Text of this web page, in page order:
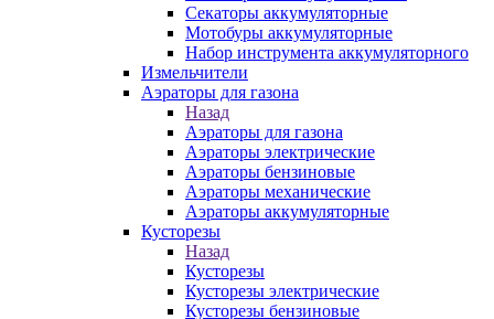
Секаторы аккумуляторные
Мотобуры аккумуляторные
Набор инструмента аккумуляторного
Измельчители
Аэраторы для газона
Назад
Аэраторы для газона
Аэраторы электрические
Аэраторы бензиновые
Аэраторы механические
Аэраторы аккумуляторные
Кусторезы
Назад
Кусторезы
Кусторезы электрические
Кусторезы бензиновые